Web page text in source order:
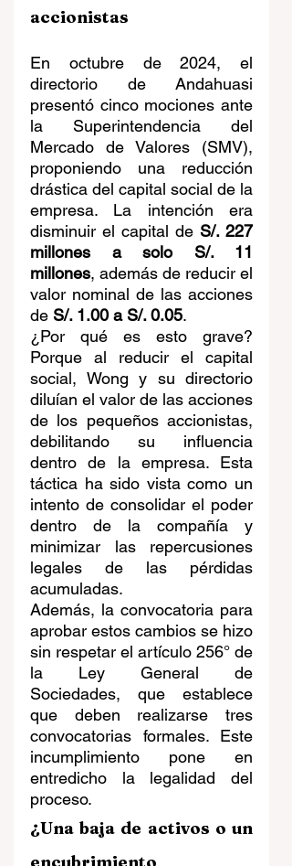
accionistas
En octubre de 2024, el
directorio de Andahuasi
presentó cinco mociones ante
la Superintendencia del
Mercado de Valores (SMV),
proponiendo una reducción
drástica del capital social de la
empresa. La intención era
disminuir el capital de S/. 227
millones a solo S/. 11
millones, además de reducir el
valor nominal de las acciones
de S/. 1.00 a S/. 0.05.
¿Por qué es esto grave?
Porque al reducir el capital
social, Wong y su directorio
diluían el valor de las acciones
de los pequeños accionistas,
debilitando su influencia
dentro de la empresa. Esta
táctica ha sido vista como un
intento de consolidar el poder
dentro de la compañía y
minimizar las repercusiones
legales de las pérdidas
acumuladas.
Además, la convocatoria para
aprobar estos cambios se hizo
sin respetar el artículo 256° de
la Ley General de
Sociedades, que establece
que deben realizarse tres
convocatorias formales. Este
incumplimiento pone en
entredicho la legalidad del
proceso.
¿Una baja de activos o un